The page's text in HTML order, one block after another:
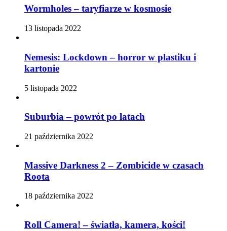
Wormholes – taryfiarze w kosmosie
13 listopada 2022
Nemesis: Lockdown – horror w plastiku i
kartonie
5 listopada 2022
Suburbia – powrót po latach
21 października 2022
Massive Darkness 2 – Zombicide w czasach
Roota
18 października 2022
Roll Camera! – światła, kamera, kości!